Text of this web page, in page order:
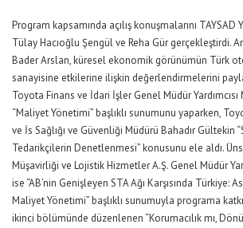
Program kapsamında açılış konuşmalarını
Tülay Hacıoğlu Şengül ve Reha Gür gerçekleştirdi.
Bader Arslan, küresel ekonomik görünümün Türk
sanayisine etkilerine ilişkin değerlendirmelerini
Toyota Finans ve İdari İşler Genel Müdür
“Maliyet Yönetimi” başlıklı sunumunu yaparken,
ve İs Sağlığı ve Güvenliği Müdürü Bahadır Gültekin
Tedarikçilerin Denetlenmesi” konusunu ele aldı.
Müşavirliği ve Lojistik Hizmetler A.Ş. Genel Müdür
ise “AB’nin Genişleyen STA Ağı Karşısında Türkiye:
Maliyet Yönetimi” başlıklı sunumuyla programa
ikinci bölümünde düzenlenen “Korumacılık mı,